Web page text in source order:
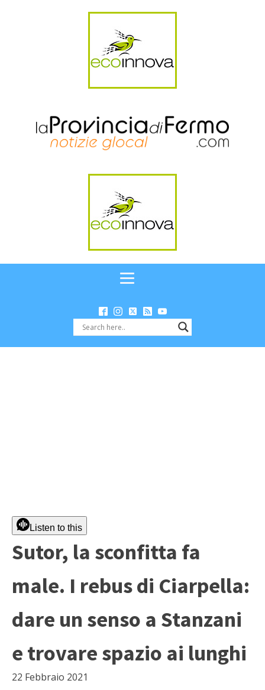
Listen to this
Sutor, la sconfitta fa
male. I rebus di Ciarpella:
dare un senso a Stanzani
e trovare spazio ai lunghi
22 Febbraio 2021